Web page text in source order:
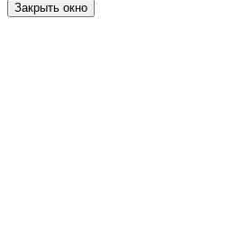
Закрыть окно